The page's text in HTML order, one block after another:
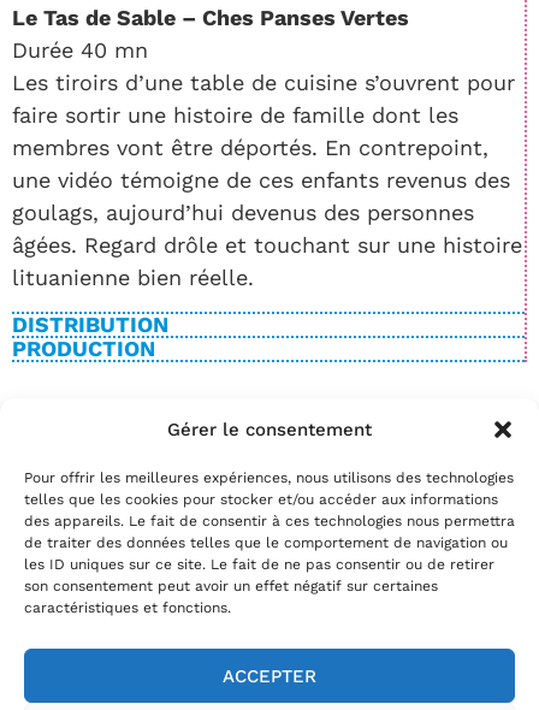
Gérer le consentement
Pour offrir les meilleures expériences, nous utilisons des technologies
telles que les cookies pour stocker et/ou accéder aux informations
des appareils. Le fait de consentir à ces technologies nous permettra
de traiter des données telles que le comportement de navigation ou
les ID uniques sur ce site. Le fait de ne pas consentir ou de retirer
son consentement peut avoir un effet négatif sur certaines
caractéristiques et fonctions.
ACCEPTER
Le Tas de Sable – Ches Panses Vertes
Durée 40 mn
Les tiroirs d’une table de cuisine s’ouvrent pour
faire sortir une histoire de famille dont les
membres vont être déportés. En contrepoint,
une vidéo témoigne de ces enfants revenus des
goulags, aujourd’hui devenus des personnes
âgées. Regard drôle et touchant sur une histoire
lituanienne bien réelle.
DISTRIBUTION
PRODUCTION
Date(s)
Réservez
par téléphone au02.35.29.22.81
par mailinfo@theatrelepassage.fr
02.35.29.22.81